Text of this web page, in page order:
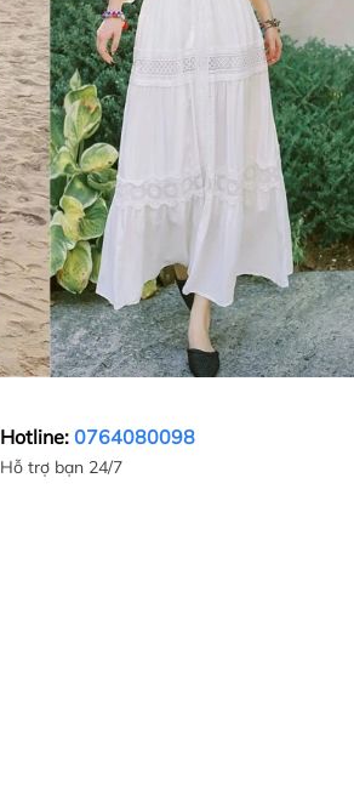
Hotline: 0764080098
Hỗ trợ bạn 24/7